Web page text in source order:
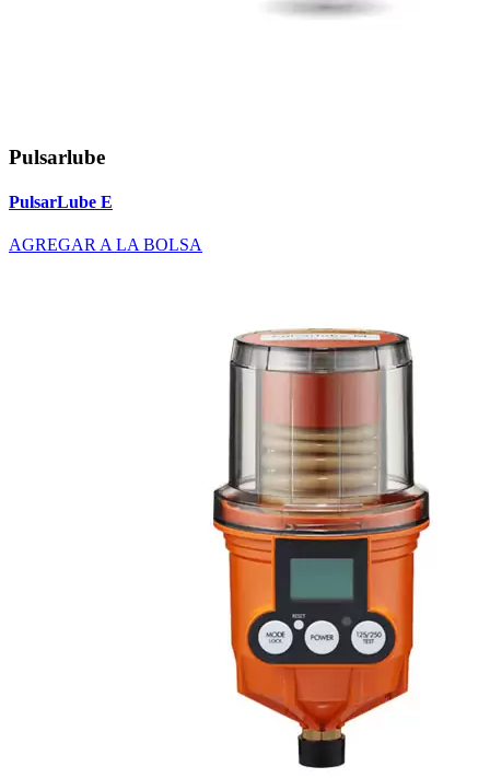
Pulsarlube
PulsarLube E
AGREGAR A LA BOLSA